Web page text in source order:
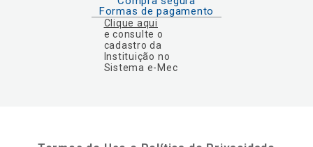
Formas de pagamento
Clique aqui
e consulte o
cadastro da
Instituição no
Sistema e-Mec